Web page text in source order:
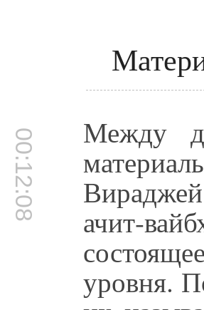
00:12:08 Между
ачит-
уровня.